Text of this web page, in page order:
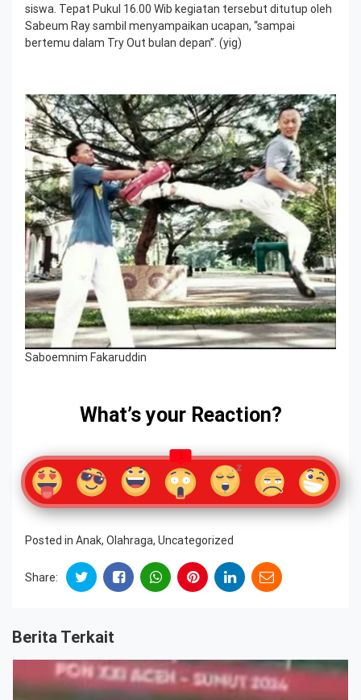
siswa. Tepat Pukul 16.00 Wib kegiatan tersebut ditutup oleh
Sabeum Ray sambil menyampaikan ucapan, “sampai
bertemu dalam Try Out bulan depan”. (yig)
Saboemnim Fakaruddin
What’s your Reaction?
1
Posted in Anak, Olahraga, Uncategorized
Share:
Berita Terkait